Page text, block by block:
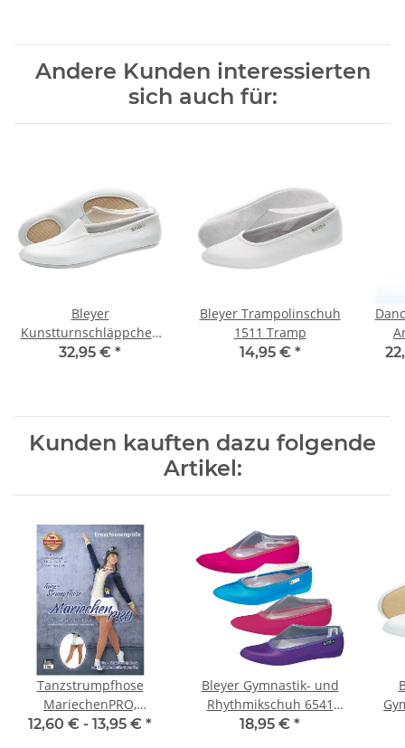
Andere Kunden interessierten
sich auch für:
Bleyer
Kunstturnschläppchen
1642 Montreal
32,95 € *
Bleyer Trampolinschuh
1511 Tramp
14,95 € *
Kunden kauften dazu folgende
Artikel:
Tanzstrumpfhose
MariechenPRO,
Erwachsenengrößen,
12,60 € - 13,95 € *
Bleyer Gymnastik- und
Rhythmikschuh 6541
Satin
18,95 € *